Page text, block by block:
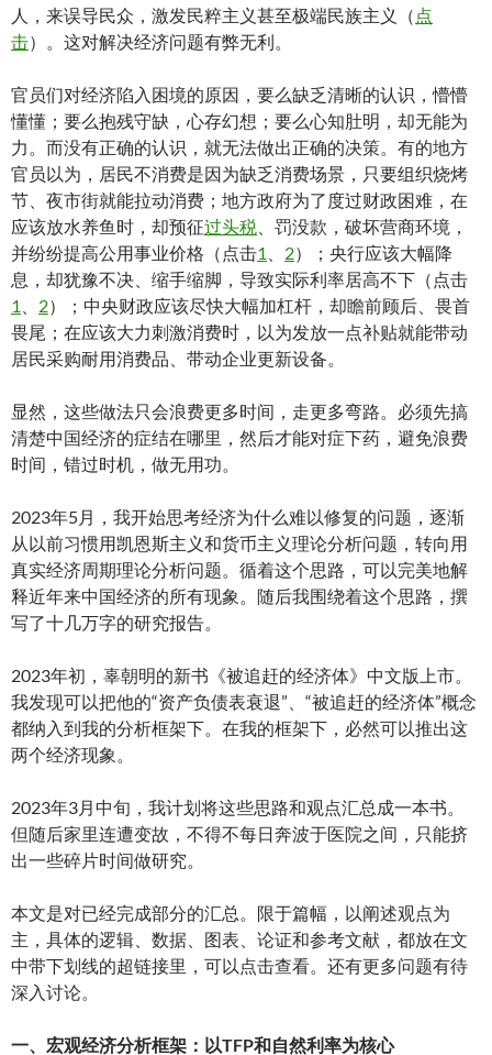
人，来误导民众，激发民粹主义甚至极端民族主义（ 点
击）。这对解决经济问题有弊无利。
官员们对经济陷入困境的原因，要么缺乏清晰的认识，懵懵
懂懂；要么抱残守缺，心存幻想；要么心知肚明，却无能为
力。而没有正确的认识，就无法做出正确的决策。有的地方
官员以为，居民不消费是因为缺乏消费场景，只要组织烧烤
节、夜市街就能拉动消费；地方政府为了度过财政困难，在
应该放水养鱼时，却预征过头税 、罚没款，破坏营商环境，
并纷纷提高公用事业价格（点击1 2）；央行应该大幅降
息，却犹豫不决、缩手缩脚，导致实际利率居高不下（点击
1
2）；中央财政应该尽快大幅加杠杆，却瞻前顾后、畏首
畏尾；在应该大力刺激消费时，以为发放一点补贴就能带动
居民采购耐用消费品、带动企业更新设备。
显然，这些做法只会浪费更多时间，走更多弯路。必须先搞
清楚中国经济的症结在哪里，然后才能对症下药，避免浪费
时间，错过时机，做无用功。
2023年5月，我开始思考经济为什么难以修复的问题，逐渐
从以前习惯用凯恩斯主义和货币主义理论分析问题，转向用
真实经济周期理论分析问题。循着这个思路，可以完美地解
释近年来中国经济的所有现象。随后我围绕着这个思路，撰
写了十几万字的研究报告。
2023年初，辜朝明的新书《被追赶的经济体》中文版上市。
我发现可以把他的“资产负债表衰退”、“被追赶的经济体”概念
都纳入到我的分析框架下。在我的框架下，必然可以推出这
两个经济现象。
2023年3月中旬，我计划将这些思路和观点汇总成一本书。
但随后家里连遭变故，不得不每日奔波于医院之间，只能挤
出一些碎片时间做研究。
本文是对已经完成部分的汇总。限于篇幅，以阐述观点为
主，具体的逻辑、数据、图表、论证和参考文献，都放在文
中带下划线的超链接里，可以点击查看。还有更多问题有待
深入讨论。
一、宏观经济分析框架：以TFP和自然利率为核心